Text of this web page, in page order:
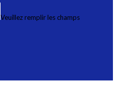
Veuillez remplir les champs